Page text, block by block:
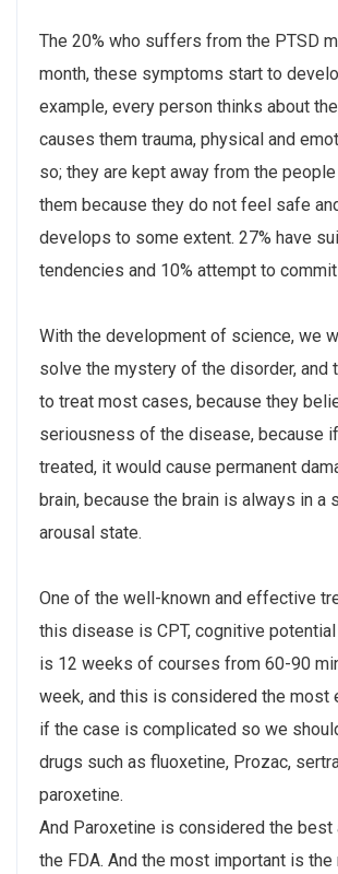
The 20% who suffers from the PTSD
month, these symptoms start to
example, every person thinks about
causes them trauma, physical and
so; they are kept away from the
them because they do not feel safe
develops to some extent. 27% have
tendencies and 10% attempt to
With the development of science, we
solve the mystery of the disorder, and
to treat most cases, because they
seriousness of the disease, because
treated, it would cause permanent
brain, because the brain is always in a
arousal state.
One of the well-known and effective
this disease is CPT, cognitive potential
is 12 weeks of courses from 60-90
week, and this is considered the most
if the case is complicated so we
drugs such as fluoxetine, Prozac,
paroxetine.
And Paroxetine is considered the best
the FDA. And the most important is